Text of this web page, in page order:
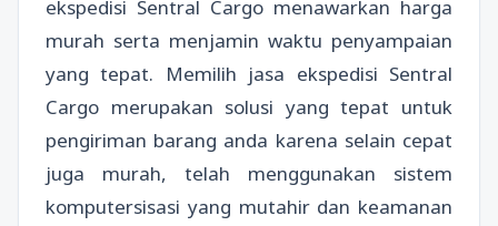
ekspedisi Sentral Cargo menawarkan harga
murah serta menjamin waktu penyampaian
yang tepat. Memilih jasa ekspedisi Sentral
Cargo merupakan solusi yang tepat untuk
pengiriman barang anda karena selain cepat
juga murah, telah menggunakan sistem
komputersisasi yang mutahir dan keamanan